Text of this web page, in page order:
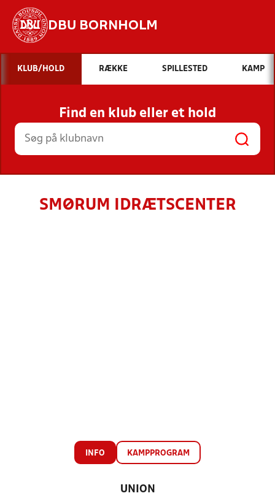
DBU BORNHOLM
Hvad vil du søge efter?
INDHOLD OG NYHEDER
STILLINGER, RESULTATER, KLUBBER OG
HOLD
KLUB/HOLD RÆKKE SPILLESTED KAMP
Find en klub eller et hold
SMØRUM IDRÆTSCENTER
INFO KAMPPROGRAM
UNION